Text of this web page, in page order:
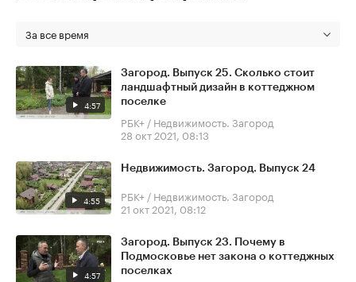
За все время
4:57
Загород. Выпуск 25. Сколько стоит
ландшафтный дизайн в коттеджном
поселке
РБК+ / Недвижимость. Загород
28 окт 2021, 08:13
4:55
Недвижимость. Загород. Выпуск 24
РБК+ / Недвижимость. Загород
21 окт 2021, 08:12
4:57
Загород. Выпуск 23. Почему в
Подмосковье нет закона о коттеджных
поселках